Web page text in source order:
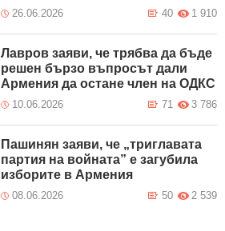
26.06.2026 1 910
40
Лавров заяви, че трябва да бъде
решен бързо въпросът дали
Армения да остане член на ОДКС
10.06.2026 3 786
71
Пашинян заяви, че „триглавата
партия на войната” е загубила
изборите в Армения
08.06.2026 2 539
50